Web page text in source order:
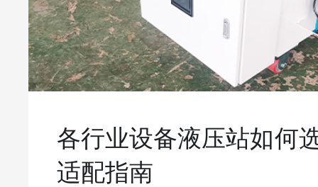
各行业设备液压站如何
适配指南